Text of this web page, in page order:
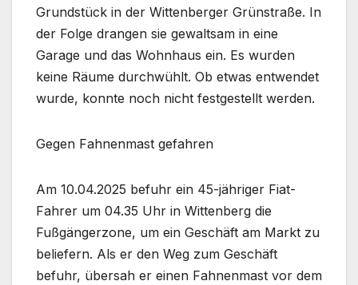
Grundstück in der Wittenberger Grünstraße. In
der Folge drangen sie gewaltsam in eine
Garage und das Wohnhaus ein. Es wurden
keine Räume durchwühlt. Ob etwas entwendet
wurde, konnte noch nicht festgestellt werden.
Gegen Fahnenmast gefahren
Am 10.04.2025 befuhr ein 45-jähriger Fiat-
Fahrer um 04.35 Uhr in Wittenberg die
Fußgängerzone, um ein Geschäft am Markt zu
beliefern. Als er den Weg zum Geschäft
befuhr, übersah er einen Fahnenmast vor dem